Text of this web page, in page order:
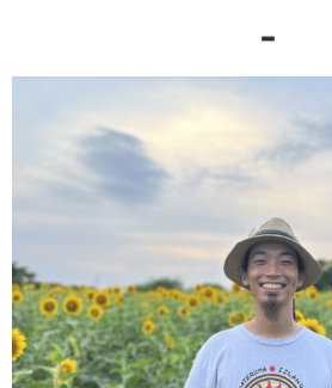
興趣：海上皮划艇、探險、找昆
八重山（尤其西表島）
特技：自由潛水、抓波布蛇
-